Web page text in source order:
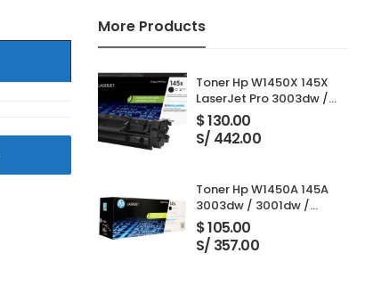
More Products
Toner Hp W1450X 145X
LaserJet Pro 3003dw /
3001dw / 3001dwe /
3101fdw / 3103fdw Black
$130.00
S/ 442.00
Toner Hp W1450A 145A
3003dw / 3001dw /
3001dwe / 3101fdw /
3103fdw Black 1,700
Paginas
$105.00
S/ 357.00